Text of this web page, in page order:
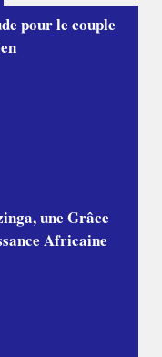
pour le couple
une Grâce
Africaine